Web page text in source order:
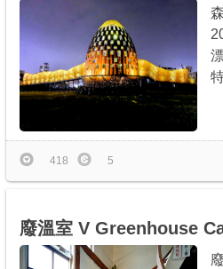
418 5
廢溫室 V Greenhouse